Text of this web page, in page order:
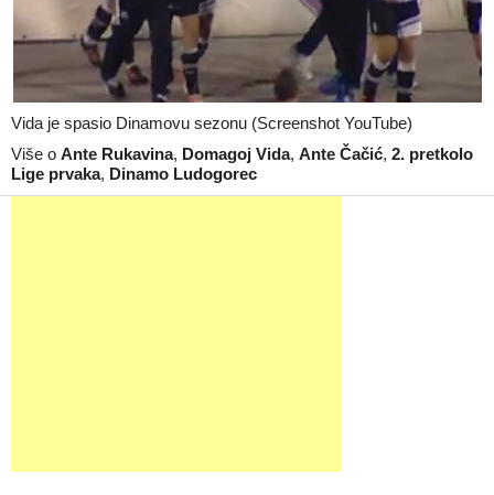
Vida je spasio Dinamovu sezonu (Screenshot YouTube)
Više o Ante Rukavina, Domagoj Vida, Ante Čačić, 2. pretkolo
Lige prvaka, Dinamo Ludogorec